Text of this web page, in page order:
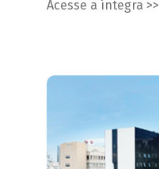
Acesse a íntegra >>